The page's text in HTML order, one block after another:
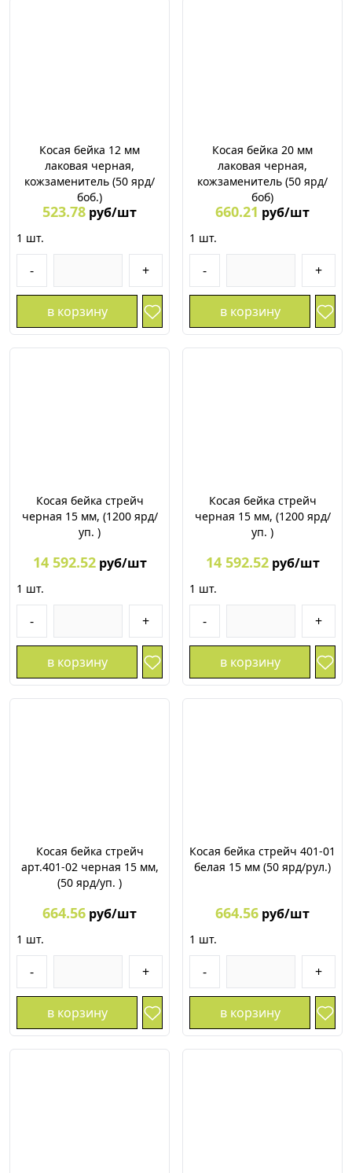
Косая бейка 12 мм
лаковая черная,
кожзаменитель (50 ярд/
боб.)
523.78 руб/шт
1 шт.
- +
в корзину
Косая бейка 20 мм
лаковая черная,
кожзаменитель (50 ярд/
боб)
660.21 руб/шт
1 шт.
- +
в корзину
Косая бейка стрейч
черная 15 мм, (1200 ярд/
уп. )
14 592.52 руб/шт
1 шт.
- +
в корзину
Косая бейка стрейч
черная 15 мм, (1200 ярд/
уп. )
14 592.52 руб/шт
1 шт.
- +
в корзину
Косая бейка стрейч
арт.401-02 черная 15 мм,
(50 ярд/уп. )
664.56 руб/шт
1 шт.
- +
в корзину
Косая бейка стрейч 401-01
белая 15 мм (50 ярд/рул.)
664.56 руб/шт
1 шт.
- +
в корзину